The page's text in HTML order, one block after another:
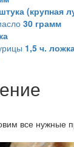
штука (крупная
30 грамм
1,5 ч.
все нужные